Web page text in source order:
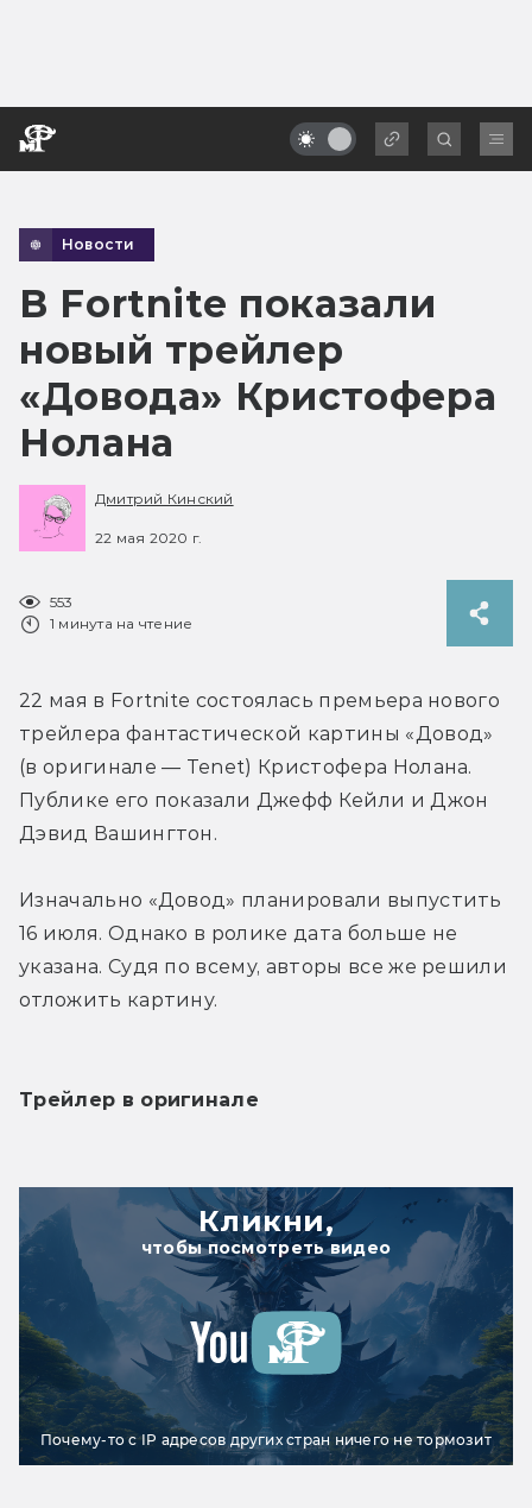
Новости
В Fortnite показали
новый трейлер
«Довода» Кристофера
Нолана
Дмитрий Кинский
22 мая 2020 г.
553
1 минута на чтение
22 мая в Fortnite состоялась премьера нового
трейлера фантастической картины «Довод»
(в оригинале — Tenet) Кристофера Нолана.
Публике его показали Джефф Кейли и Джон
Дэвид Вашингтон.
Изначально «Довод» планировали выпустить
16 июля. Однако в ролике дата больше не
указана. Судя по всему, авторы все же решили
отложить картину.
Трейлер в оригинале
Кликни,
чтобы посмотреть видео
Почему-то с IP адресов других стран ничего не тормозит